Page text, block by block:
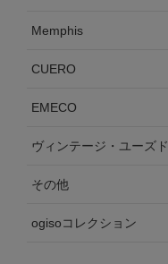
Memphis
CUERO
EMECO
ヴィンテージ・ユーズド
その他
ogisoコレクション